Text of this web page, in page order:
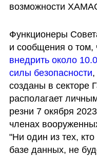
возможности
Функционеры
внедрить около
силы безопасности
созданы в секторе
располагает
резни 7 окября
членах
"Ни один из тех,
базе данных, не